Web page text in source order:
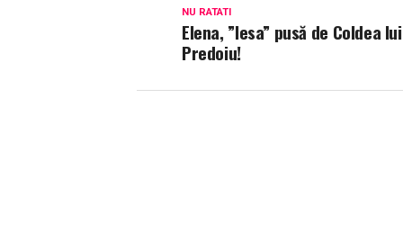
NU RATATI
Elena, ”lesa” pusă de Coldea lui
Predoiu!